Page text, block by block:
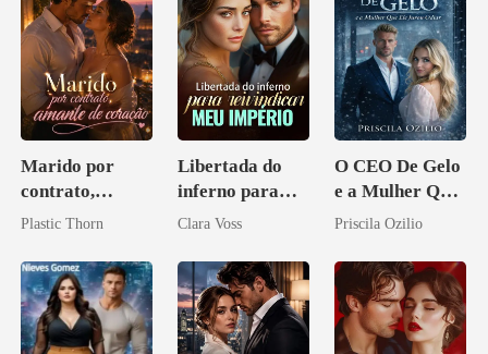
Marido por
contrato,
amante de
Plastic Thorn
Libertada do
inferno para
reivindicar meu
Clara Voss
O CEO De Gelo
e a Mulher Que
Ele Jurou Odiar
Priscila Ozilio